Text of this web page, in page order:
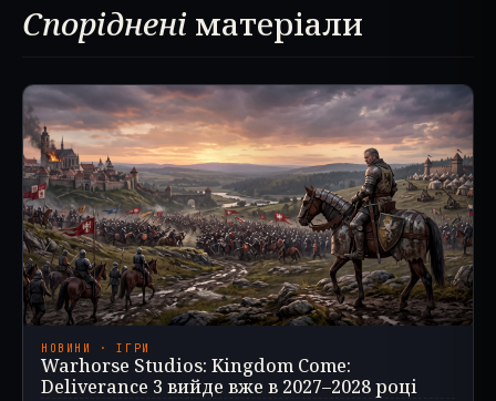
Споріднені матеріали
НОВИНИ · ІГРИ
Warhorse Studios: Kingdom Come:
Deliverance 3 вийде вже в 2027–2028 році